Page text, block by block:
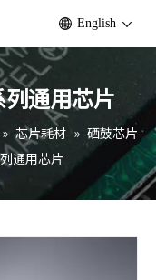
English
通用芯片
» 芯片耗材 » 硒鼓芯片
通用芯片